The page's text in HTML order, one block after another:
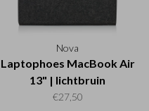
Nova
Laptophoes MacBook Air
13" | lichtbruin
€27,50